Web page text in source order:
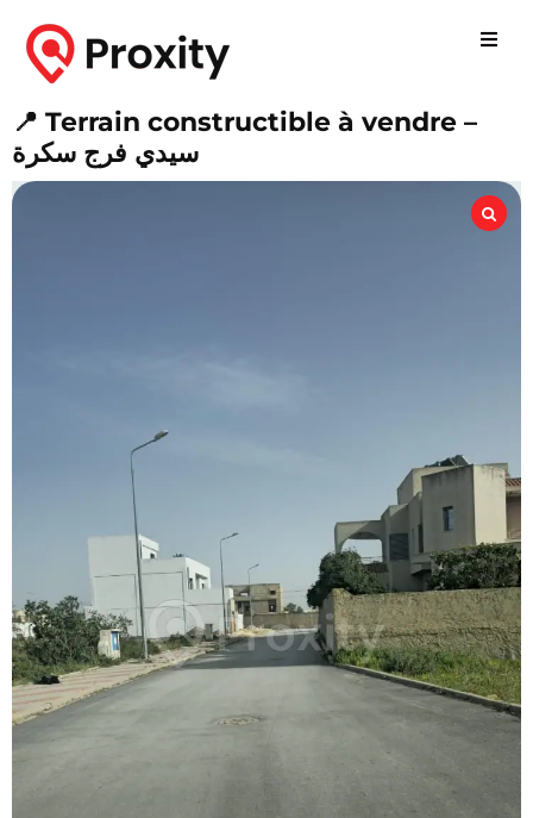
📍 Terrain constructible à vendre –
سيدي فرج سكرة